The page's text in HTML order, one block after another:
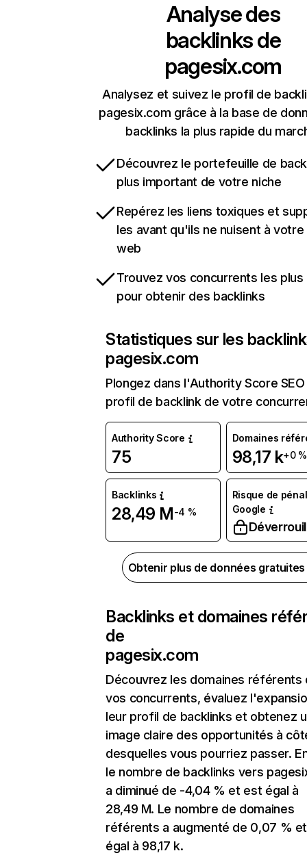
Analyse des
backlinks de
pagesix.com
Analysez et suivez le profil de
pagesix.com grâce à la base de
backlinks la plus rapide du
Découvrez le portefeuille de
plus important de votre niche
Repérez les liens toxiques et
les avant qu'ils ne nuisent à
web
Trouvez vos concurrents les
pour obtenir des backlinks
Statistiques sur les
pagesix.com
Plongez dans l'Authority Score
profil de backlink de votre
Authority Score
75
Domaines
98,17 k+0 %
Backlinks
28,49 M-4 %
Risque de
Google
Obtenir plus de données
Backlinks et domaines
de
pagesix.com
Découvrez les domaines référents
vos concurrents, évaluez
leur profil de backlinks et obtenez
image claire des opportunités à
desquelles vous pourriez passer.
le nombre de backlinks vers
a diminué de -4,04 % et est égal à
28,49 M. Le nombre de domaines
référents a augmenté de 0,07 %
égal à 98,17 k.